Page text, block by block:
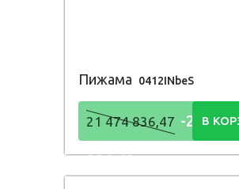
Пижама 0412INbeS
21 474 836,47 -21 474
836,48Р
В